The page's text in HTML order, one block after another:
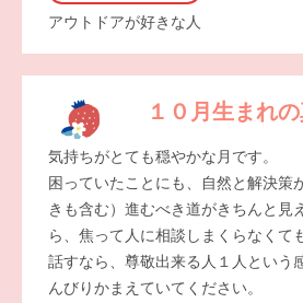
アウトドアが好きな人
１０月生まれ
気持ちがとても穏やかな月です。
困っていたことにも、自然と解決策
きも含む）進むべき道がきちんと見
ら、焦って人に相談しまくらなくて
話すなら、尊敬出来る人１人という
んびりかまえていてください。